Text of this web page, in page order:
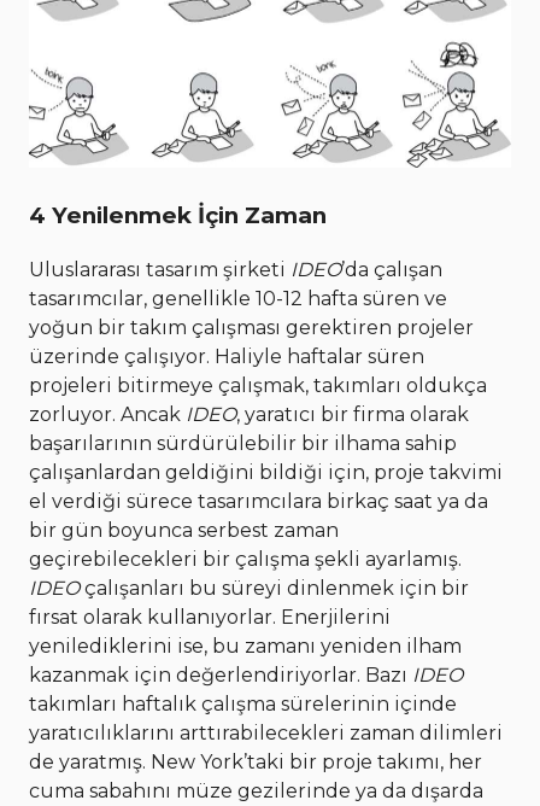
4 Yenilenmek İçin Zaman
Uluslararası tasarım şirketi IDEO’da çalışan
tasarımcılar, genellikle 10-12 hafta süren ve
yoğun bir takım çalışması gerektiren projeler
üzerinde çalışıyor. Haliyle haftalar süren
projeleri bitirmeye çalışmak, takımları oldukça
zorluyor. Ancak IDEO, yaratıcı bir firma olarak
başarılarının sürdürülebilir bir ilhama sahip
çalışanlardan geldiğini bildiği için, proje takvimi
el verdiği sürece tasarımcılara birkaç saat ya da
bir gün boyunca serbest zaman
geçirebilecekleri bir çalışma şekli ayarlamış.
IDEOçalışanları bu süreyi dinlenmek için bir
fırsat olarak kullanıyorlar. Enerjilerini
yenilediklerini ise, bu zamanı yeniden ilham
kazanmak için değerlendiriyorlar. Bazı IDEO
takımları haftalık çalışma sürelerinin içinde
yaratıcılıklarını arttırabilecekleri zaman dilimleri
de yaratmış. New York’taki bir proje takımı, her
cuma sabahını müze gezilerinde ya da dışarda